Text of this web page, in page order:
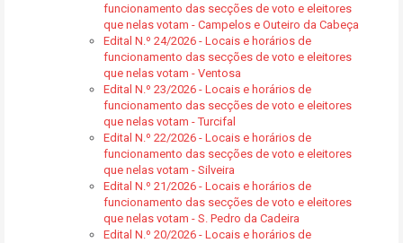
funcionamento das secções de voto e eleitores
que nelas votam - Campelos e Outeiro da Cabeça
Edital N.º 24/2026 - Locais e horários de
funcionamento das secções de voto e eleitores
que nelas votam - Ventosa
Edital N.º 23/2026 - Locais e horários de
funcionamento das secções de voto e eleitores
que nelas votam - Turcifal
Edital N.º 22/2026 - Locais e horários de
funcionamento das secções de voto e eleitores
que nelas votam - Silveira
Edital N.º 21/2026 - Locais e horários de
funcionamento das secções de voto e eleitores
que nelas votam - S. Pedro da Cadeira
Edital N.º 20/2026 - Locais e horários de